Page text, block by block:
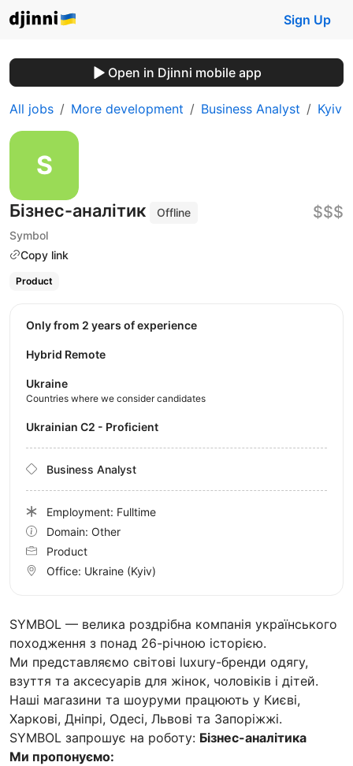
Sign Up
Open in Djinni mobile app
All jobs More development Business Analyst Kyiv
Бізнес-аналітик
Offline
Symbol
Copy link
$$$
Product
SYMBOL — велика роздрібна компанія українського
походження з понад 26-річною історією.
Ми представляємо світові luxury-бренди одягу,
взуття та аксесуарів для жінок, чоловіків і дітей.
Наші магазини та шоуруми працюють у Києві,
Харкові, Дніпрі, Одесі, Львові та Запоріжжі.
SYMBOL запрошує на роботу: Бізнес-аналітика
Ми пропонуємо:
Only from 2 years of experience
Hybrid Remote
Ukraine
Countries where we consider candidates
Ukrainian C2 - Proficient
Business Analyst
Employment: Fulltime
Domain: Other
Product
Office: Ukraine (Kyiv)